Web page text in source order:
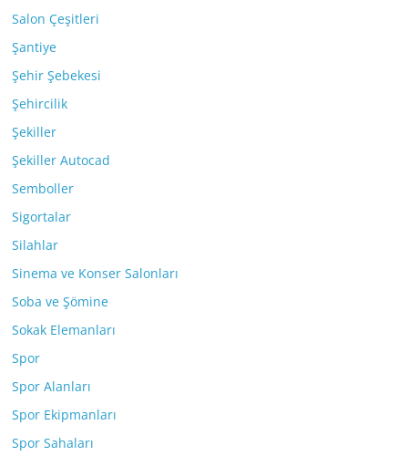
Salon Çeşitleri
Şantiye
Şehir Şebekesi
Şehircilik
Şekiller
Şekiller Autocad
Semboller
Sigortalar
Silahlar
Sinema ve Konser Salonları
Soba ve Şömine
Sokak Elemanları
Spor
Spor Alanları
Spor Ekipmanları
Spor Sahaları